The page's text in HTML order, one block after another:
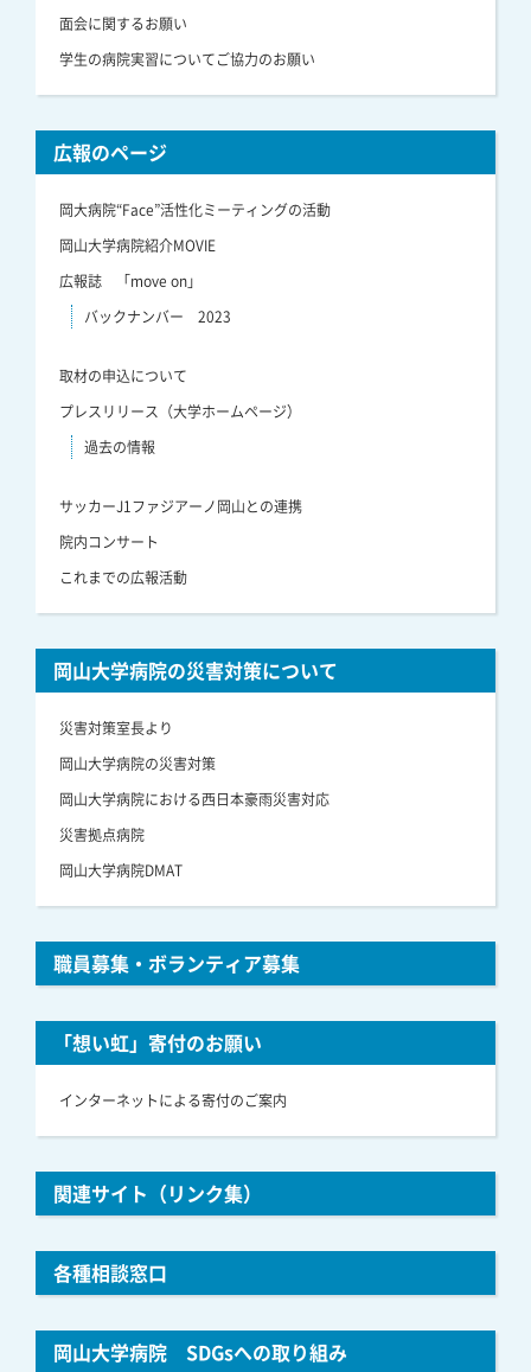
面会に関するお願い
学生の病院実習についてご協力のお願い
広報のページ
岡大病院“Face”活性化ミーティングの活動
岡山大学病院紹介MOVIE
広報誌 「move on」
バックナンバー 2023
取材の申込について
プレスリリース（大学ホームページ）
過去の情報
サッカーJ1ファジアーノ岡山との連携
院内コンサート
これまでの広報活動
岡山大学病院の災害対策について
災害対策室長より
岡山大学病院の災害対策
岡山大学病院における西日本豪雨災害対応
災害拠点病院
岡山大学病院DMAT
職員募集・ボランティア募集
「想い虹」寄付のお願い
インターネットによる寄付のご案内
関連サイト（リンク集）
各種相談窓口
岡山大学病院 SDGsへの取り組み